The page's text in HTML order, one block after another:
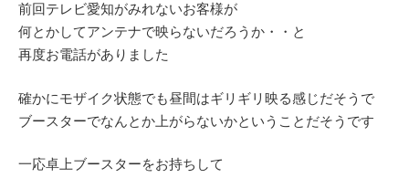
前回テレビ愛知がみれないお客様が
何とかしてアンテナで映らないだろうか・・と
再度お電話がありました
確かにモザイク状態でも昼間はギリギリ映る感じだそうで
ブースターでなんとか上がらないかということだそうです
一応卓上ブースターをお持ちして